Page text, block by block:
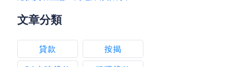
文章分類
貸款
按揭